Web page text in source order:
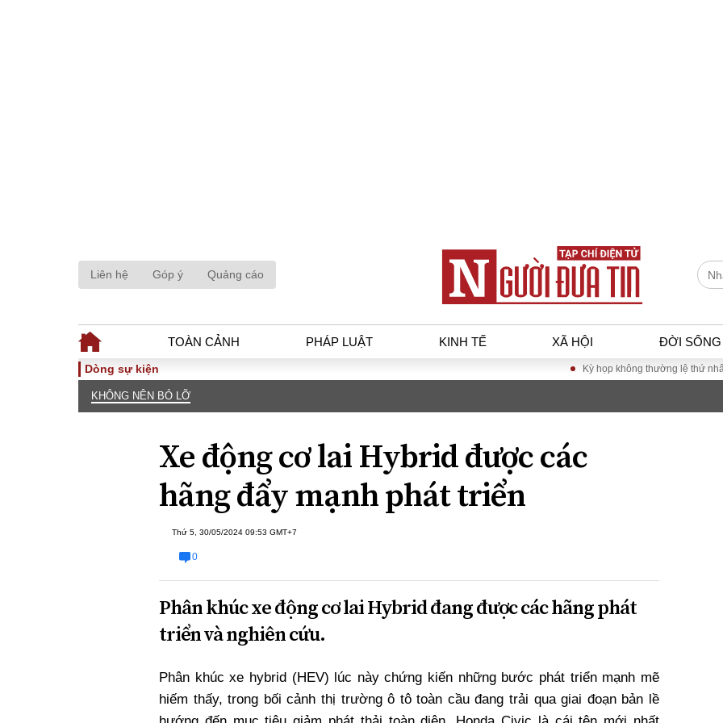
Liên hệ Góp ý Quảng cáo
TOÀN CẢNH PHÁP LUẬT KINH TẾ XÃ HỘI ĐỜI SỐNG
TOÀN CẢNH
Chính sách
Đối thoại
luật
Góc nhìn luật gia
Hồ sơ điều tra
Tiếng nói công dân
Tài chính - Ngân
hàng
Kinh tế vĩ mô
luận
ĐA CHIỀU INFOCUS
Dòng sự kiện Kỳ họp không thường lệ thứ nhất, Quốc hội
KHÔNG NÊN BỎ LỠ
Xe động cơ lai Hybrid được các
hãng đẩy mạnh phát triển
Thứ 5, 30/05/2024 09:53 GMT+7
0
Phân khúc xe động cơ lai Hybrid đang được các hãng phát
triển và nghiên cứu.
Phân khúc xe hybrid (HEV) lúc này chứng kiến những bước phát triển mạnh mẽ
hiếm thấy, trong bối cảnh thị trường ô tô toàn cầu đang trải qua giai đoạn bản lề